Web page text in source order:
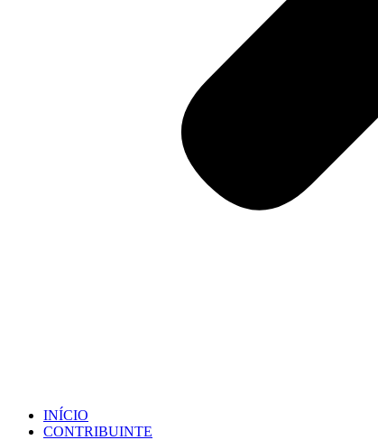
INÍCIO
CONTRIBUINTE